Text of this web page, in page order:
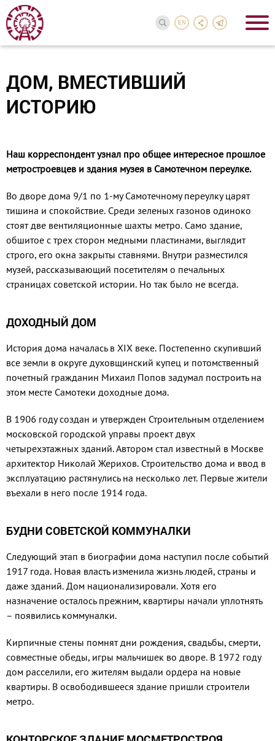
EN
ДОМ, ВМЕСТИВШИЙ
ИСТОРИЮ
Наш корреспондент узнал про общее интересное прошлое
метростроевцев и здания музея в Самотечном переулке.
Во дворе дома 9/1 по 1-му Самотечному переулку ца­рят
тишина и спокойствие. Среди зеленых газонов одиноко
стоят две вентиляционные шах­ты метро. Само здание,
обшитое с трех сторон медными пласти­нами, выглядит
строго, его окна закрыты ставнями. Внутри раз­местился
музей, рассказываю­щий посетителям о печальных
страницах советской истории. Но так было не всегда.
ДОХОДНЫЙ ДОМ
История дома началась в XIX веке. Постепенно скупивший
все земли в округе духовщинский купец и потомственный
почет­ный гражданин Михаил Попов задумал построить на
этом ме­сте Самотеки доходные дома.
В 1906 году создан и утверж­ден Строительным отделени­ем
московской городской упра­вы проект двух
четырехэтажных зданий. Автором стал известный в Москве
архитектор Николай Же­рихов. Строительство дома и ввод в
эксплуатацию растянулись на несколько лет. Первые жители
въехали в него после 1914 года.
БУДНИ СОВЕТСКОЙ КОММУНАЛКИ
Следующий этап в биогра­фии дома наступил после собы­тий
1917 года. Новая власть изме­нила жизнь людей, страны и
даже зданий. Дом национализирова­ли. Хотя его
назначение осталось прежним, квартиры начали уплот­нять
– появились коммуналки.
Кирпичные стены помнят дни рождения, свадьбы, смерти,
совместные обеды, игры маль­чишек во дворе. В 1972 году
дом расселили, его жителям выдали ордера на новые
квартиры. В ос­вободившееся здание пришли строители
метро.